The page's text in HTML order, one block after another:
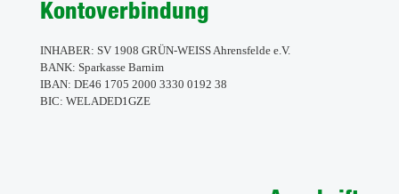
Kontoverbindung
INHABER: SV 1908 GRÜN-WEISS Ahrensfelde e.V.
BANK: Sparkasse Barnim
IBAN: DE46 1705 2000 3330 0192 38
BIC: WELADED1GZE